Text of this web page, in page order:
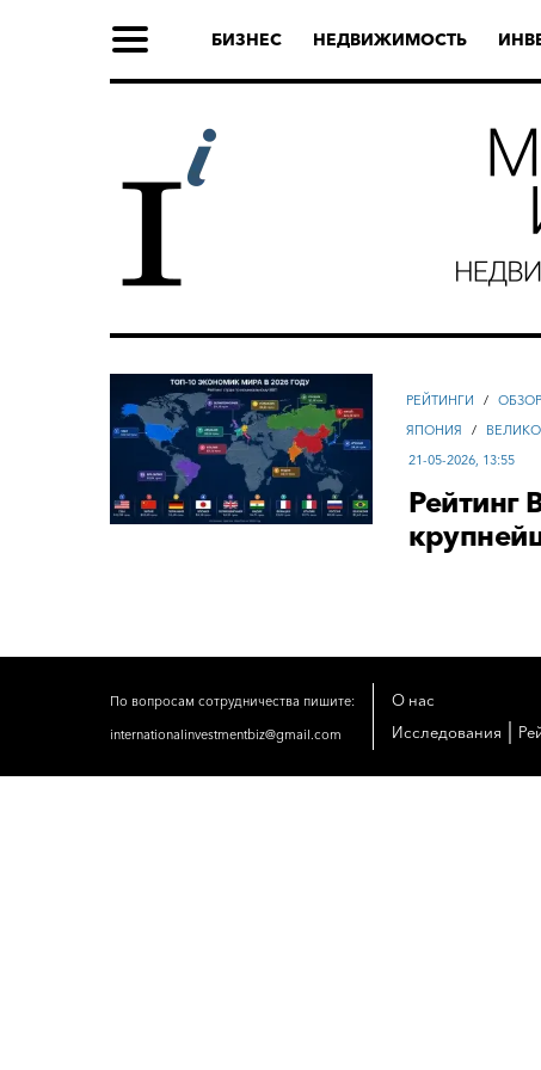
БИЗНЕС НЕДВИЖИМОСТЬ
РЕЙТИНГИ /
ЯПОНИЯ
/
21-05-2026, 13:55
Рейтинг
По вопросам сотрудничества пишите:
internationalinvestmentbiz@gmail.com
О нас
Исследования